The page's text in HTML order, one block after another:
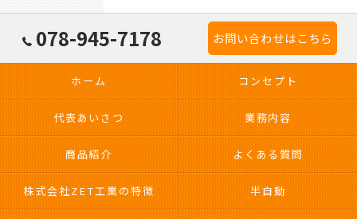
078-945-7178 お問い合わせはこちら
ホーム コンセプト
代表あいさつ 業務内容
商品紹介 よくある質問
株式会社ZET工業の特徴 半自動